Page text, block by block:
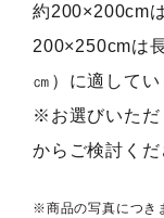
約200×200cm
200×250cmは
㎝）に適してい
※お選びいただ
からご検討くだ
※商品の写真につき